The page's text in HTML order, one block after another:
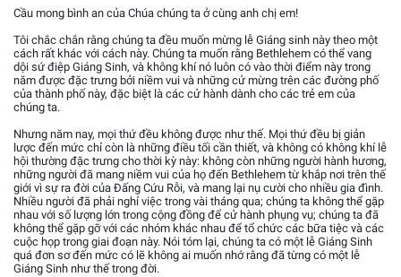
Cầu mong bình an của Chúa chúng ta ở cùng anh chị em!
Tôi chắc chắn rằng chúng ta đều muốn mừng lễ Giáng sinh này theo một
cách rất khác với cách này. Chúng ta muốn rằng Bethlehem có thể vang
dội sứ điệp Giáng Sinh, và không khí nó luôn có vào thời điểm này trong
năm được đặc trưng bởi niềm vui và những cử mừng trên các đường phố
của thành phố này, đặc biệt là các cử hành dành cho các trẻ em của
chúng ta.
Nhưng năm nay, mọi thứ đều không được như thế. Mọi thứ đều bị giản
lược đến mức chỉ còn là những điều tối cần thiết, và không có không khí lễ
hội thường đặc trưng cho thời kỳ này: không còn những người hành hương,
những người đã mang niềm vui của họ đến Bethlehem từ khắp nơi trên thế
giới vì sự ra đời của Đấng Cứu Rỗi, và mang lại nụ cười cho nhiều gia đình.
Nhiều người đã phải nghỉ việc trong vài tháng qua; chúng ta không thể gặp
nhau với số lượng lớn trong cộng đồng để cử hành phụng vụ; chúng ta đã
không thể gặp gỡ với các nhóm khác nhau để tổ chức các bữa tiệc và các
cuộc họp trong giai đoạn này. Nói tóm lại, chúng ta có một lễ Giáng Sinh
quá đơn sơ đến mức có lẽ không ai muốn nhớ rằng đã từng có một lễ
Giáng Sinh như thế trong đời.